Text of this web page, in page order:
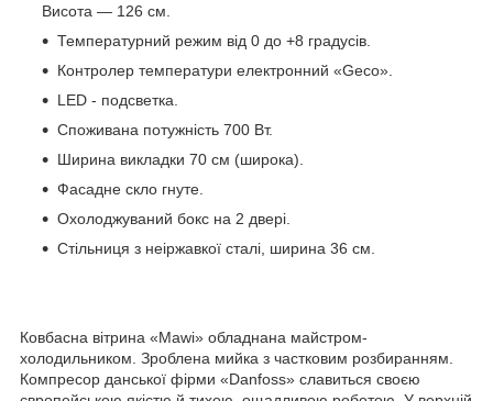
Висота — 126 см.
Температурний режим від 0 до +8 градусів.
Контролер температури електронний «Geco».
LED - подсветка.
Споживана потужність 700 Вт.
Ширина викладки 70 см (широка).
Фасадне скло гнуте.
Охолоджуваний бокс на 2 двері.
Стільниця з неіржавкої сталі, ширина 36 см.
Ковбасна вітрина «Mawi» обладнана майстром-
холодильником. Зроблена мийка з частковим розбиранням.
Компресор данської фірми «Danfoss» славиться своєю